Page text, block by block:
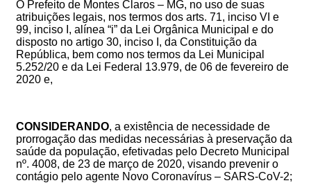
O Prefeito de Montes Claros – MG, no uso de suas
atribuições legais, nos termos dos arts. 71, inciso VI e
99, inciso I, alínea “i” da Lei Orgânica Municipal e do
disposto no artigo 30, inciso I, da Constituição da
República, bem como nos termos da Lei Municipal
5.252/20 e da Lei Federal 13.979, de 06 de fevereiro de
2020 e,
CONSIDERANDO, a existência de necessidade de
prorrogação das medidas necessárias à preservação da
saúde da população, efetivadas pelo Decreto Municipal
nº. 4008, de 23 de março de 2020, visando prevenir o
contágio pelo agente Novo Coronavírus – SARS-CoV-2;